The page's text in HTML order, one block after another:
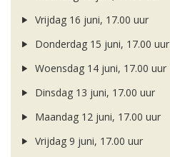
Vrijdag 16 juni, 17.00 uur
Donderdag 15 juni, 17.00 uur
Woensdag 14 juni, 17.00 uur
Dinsdag 13 juni, 17.00 uur
Maandag 12 juni, 17.00 uur
Vrijdag 9 juni, 17.00 uur